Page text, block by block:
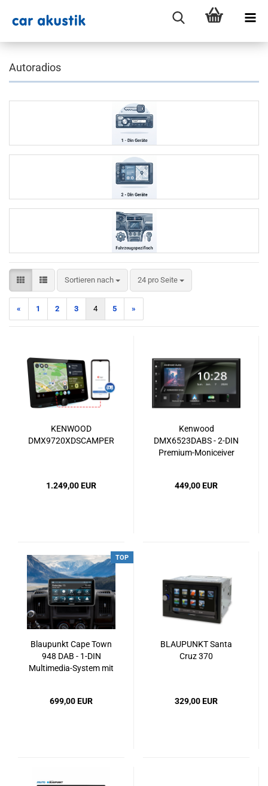
Autoradios
Sortieren nach
Sortieren nach 24 pro Seite
pro Seite
« 1 2 3 4 5 »
KENWOOD
DMX9720XDSCAMPER
1.249,00 EUR
Kenwood
DMX6523DABS - 2-DIN
Premium-Moniceiver
Wireless Android Auto,
449,00 EUR
TOP
Blaupunkt Cape Town
948 DAB - 1-DIN
Multimedia-System mit
Android Auto
699,00 EUR
BLAUPUNKT Santa
Cruz 370
329,00 EUR